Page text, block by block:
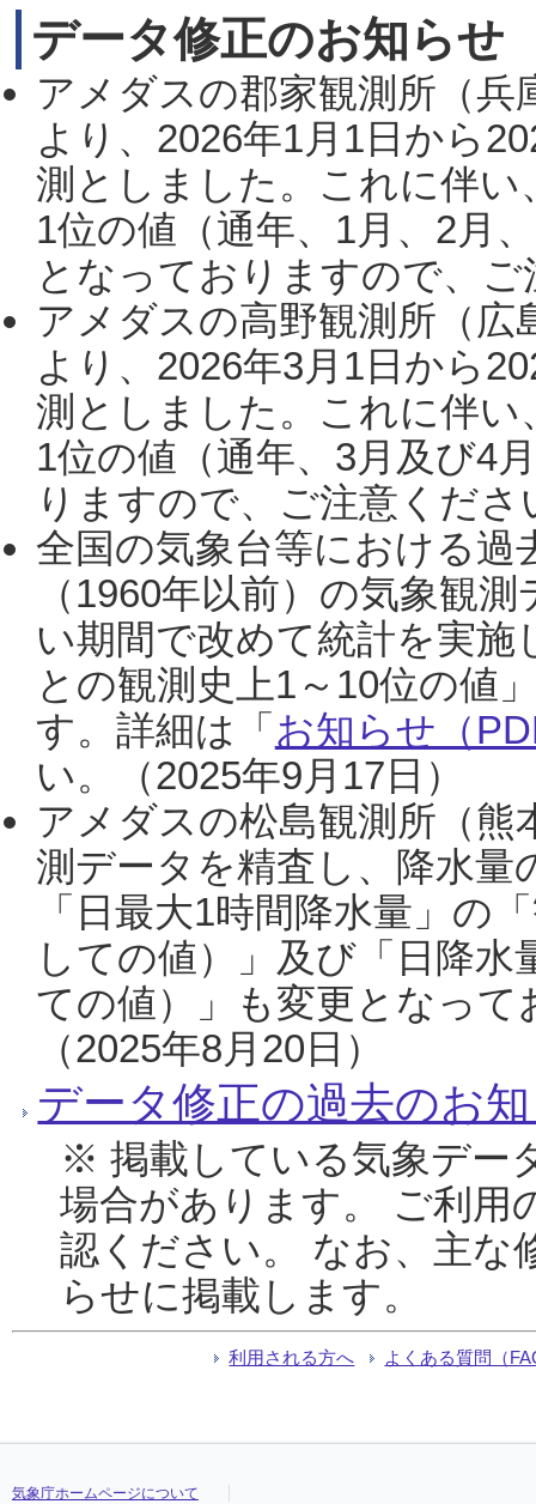
データ修正のお知らせ
アメダスの郡家観測所（
より、2026年1月1日から
測としました。これに伴い
1位の値（通年、1月、2月
となっておりますので、
アメダスの高野観測所（
より、2026年3月1日から
測としました。これに伴い
1位の値（通年、3月及び4
りますので、ご注意くだ
全国の気象台等における過
（1960年以前）の気象観
い期間で改めて統計を実
との観測史上1～10位の値
す。詳細は「 お知らせ（
い。（2025年9月17日）
アメダスの松島観測所（熊
測データを精査し、降水
「日最大1時間降水量」の
しての値）」及び「日降
ての値）」も変更となっ
（2025年8月20日）
データ修正の過去のお
※ 掲載している気象デー
場合があります。 ご利用
認ください。 なお、主な
らせに掲載します。
利用される方へ よくある質問（
気象庁ホームページについて